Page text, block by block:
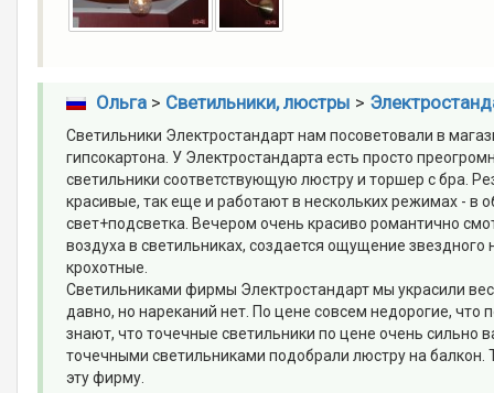
Ольга> Светильники, люстры >
Светильники Электростандарт нам посоветовали в
гипсокартона. У Электростандарта есть просто
светильники соответствующую люстру и торшер с бра.
красивые, так еще и работают в нескольких режимах -
свет+подсветка. Вечером очень красиво романтично
воздуха в светильниках, создается ощущение
крохотные.
Светильниками фирмы Электростандарт мы украсили
давно, но нареканий нет. По цене совсем недорогие, что
знают, что точечные светильники по цене очень
точечными светильниками подобрали люстру на
эту фирму.